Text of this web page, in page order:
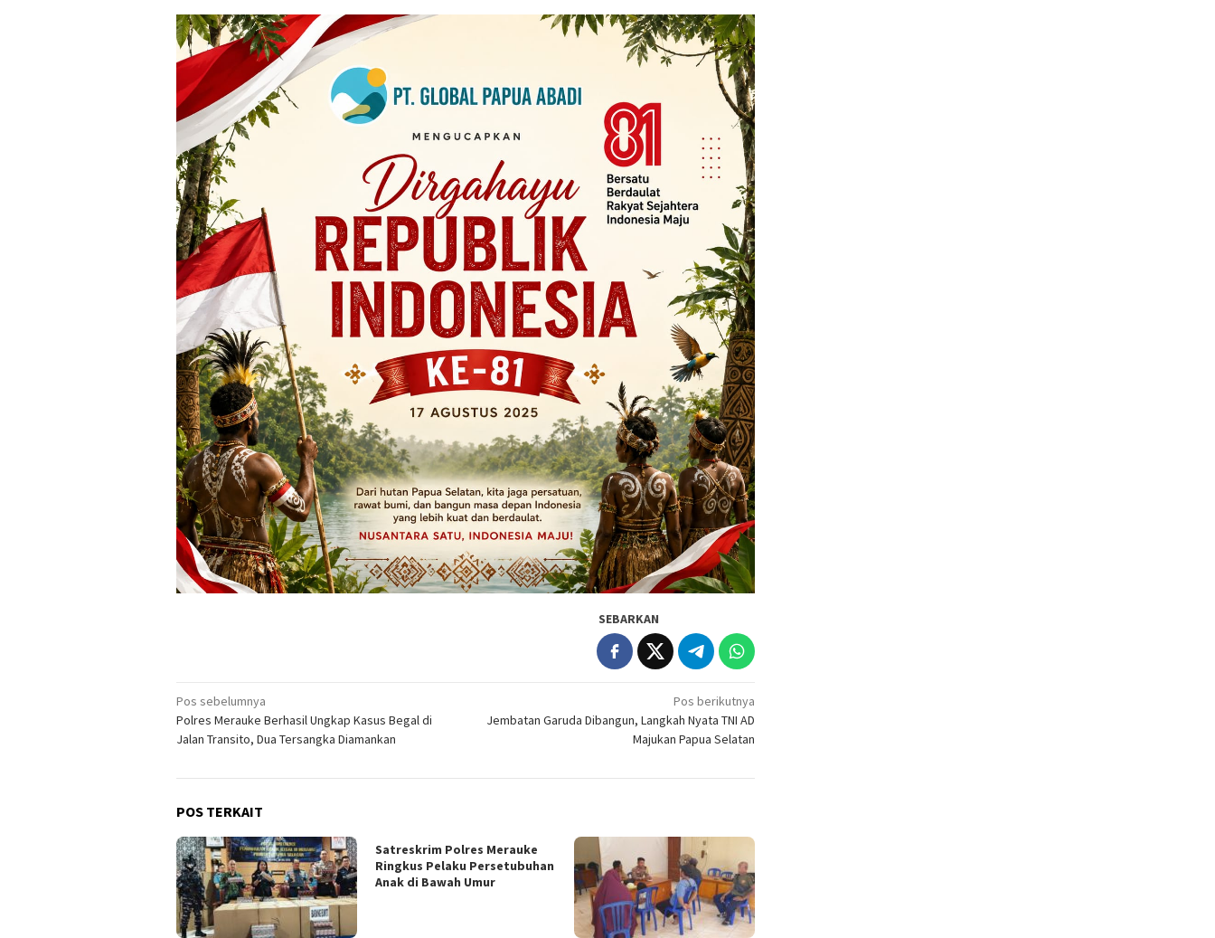
SEBARKAN
Navigasi
pos
Pos sebelumnya
Polres Merauke Berhasil Ungkap Kasus Begal di
Jalan Transito, Dua Tersangka Diamankan
Pos berikutnya
Jembatan Garuda Dibangun, Langkah Nyata TNI AD
Majukan Papua Selatan
POS TERKAIT
Satreskrim Polres Merauke
Ringkus Pelaku Persetubuhan
Anak di Bawah Umur